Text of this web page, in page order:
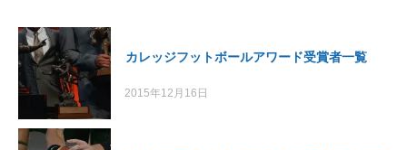
カレッジフットボールアワード受賞者一覧
2015年12月16日